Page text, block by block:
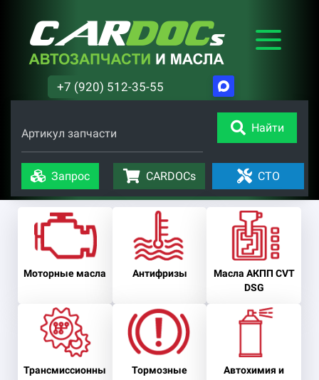
+7 (920) 512-35-55
Артикул запчасти Найти
Запрос CARDOCs СТО
Моторные масла Антифризы
Масла АКПП CVT
DSG
Трансмиссионны
Тормозные
Автохимия и